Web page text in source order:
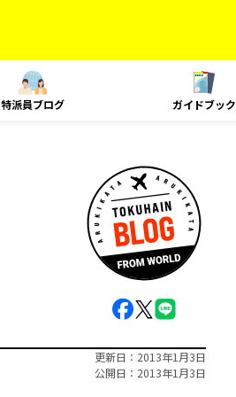
特派員ブログ ガイドブック
更新日
2013年1月3日
公開日
2013年1月3日